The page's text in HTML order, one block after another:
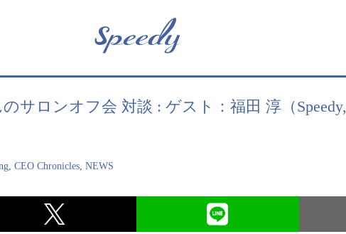
サロンオフ会 対談 : ゲスト：福田 淳（
,CEO Chronicles,NEWS